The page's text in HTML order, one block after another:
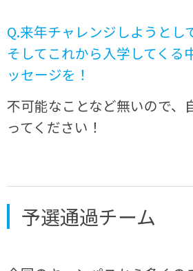
Q.来年チャレンジしようとし
そしてこれから入学してくる
ッセージを！
不可能なことなど無いので、
ってください！
予選通過チーム